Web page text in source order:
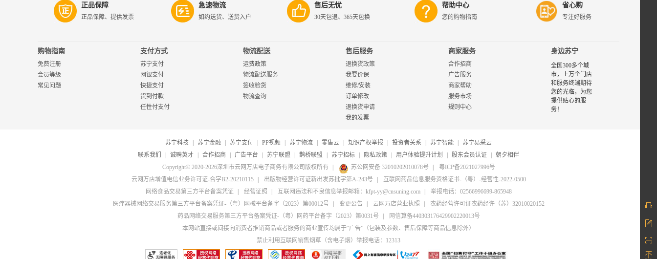
正品保障
正品保障、提供发票
急速物流
如约送货、送货入户
售后无忧
30天包退、365天包换
帮助中心
您的购物指南
省心购
专注好服务
购物指南
免费注册
会员等级
常见问题
支付方式
苏宁支付
网银支付
快捷支付
货到付款
任性付支付
物流配送
运费政策
物流配送服务
签收验货
物流查询
售后服务
退换货政策
我要价保
维修/安装
订单修改
退换货申请
我的发票
商家服务
合作招商
广告服务
商家帮助
服务市场
规则中心
身边苏宁
全国300多个城
市，上万个门店
和服务终端期待
您的光临，为您
提供贴心的服
务！
苏宁科技 苏宁金融 苏宁支付 PP视频 苏宁物流 零售云 知识产权举报 投资者关系 苏宁智能
苏宁易采云
联系我们
诚聘英才 合作招商 广告平台 苏宁联盟 鹊桥联盟 苏宁招标 隐私政策 用户体验提升计划 股东会员认证
朝夕相伴
Copyright© 2020-2026深圳市云网万店电子商务有限公司版权所有
苏公网安备 32010202010078号
粤ICP备2021027996号
云网万店增值电信业务许可证-合字B2-20210115
出版物经营许可证新出发苏批字第A-243号
互联网药品信息服务资格证书-（粤）-经营性-2022-0500
网络食品交易第三方平台备案凭证
经营证照 互联网违法和不良信息举报邮箱：kfpt-yy@cnsuning.com
举报电话：02566996699-865948
医疗器械网络交易服务第三方平台备案凭证-（粤）网械平台备字（2023）第00012号
变更公告 云网万店营业执照
农药经营许可证农药经许（苏）32010020152
药品网络交易服务第三方平台备案凭证-（粤）网药平台备字（2023）第0031号
网信算备440303176429902220013号
本网站直接或间接向消费者推销商品或者服务的商业宣传均属于“广告”（包装及参数、售后保障等商品信息除外）
禁止利用互联网销售烟草（含电子烟）举报电话：12313